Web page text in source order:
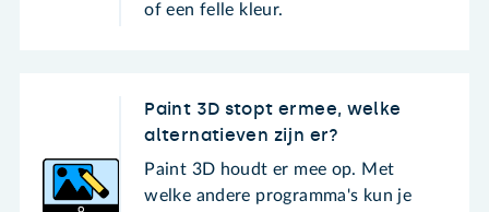
of een felle kleur.
Paint 3D stopt ermee, welke
alternatieven zijn er?
Paint 3D houdt er mee op. Met
welke andere programma's kun je